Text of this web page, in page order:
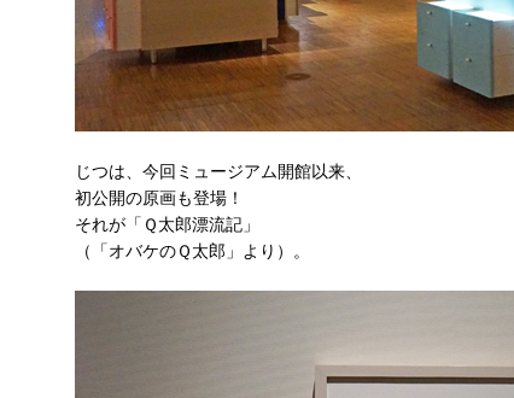
じつは、今回ミュージアム開館以来、
初公開の原画も登場！
それが「Ｑ太郎漂流記」
（「オバケのＱ太郎」より）。